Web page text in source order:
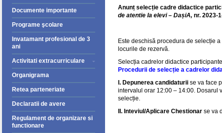
Documente importante
Programe şcolare
Invatamant profesional de 3
ani
Activitati extracurriculare
Organigrama
Retea parteneriate
Declaratii de avere
Regulament de organizare si
functionare
Anunț selecție cadre didactice
de atentie la elevi – DașiA, nr. 2023-
Este deschisă procedura de selecție
locurile de rezervă.
Selecția cadrelor didactice
Procedurii de selecție a cadrelor
I. Depunerea candidaturii se va face
intervalul orar 12:00 – 14:00. Dosarul
selecție.
II. Inteviul/Aplicare Chestionar se va